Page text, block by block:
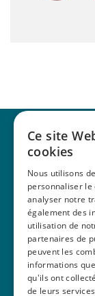
Ce site
cookies
Nous utilisons
personnaliser
analyser notre
également des
utilisation de
partenaires de
peuvent les
informations
qu'ils ont
de leurs